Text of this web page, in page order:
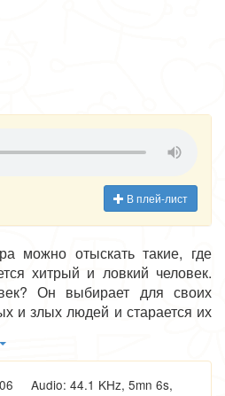
В плей-лист
можно отыскать такие, где
хитрый и ловкий человек.
Он выбирает для своих
и злых людей и старается их
очень хорошо, обманывая
чувствуем к плуту никакой
радуемся, когда узнаем, что
Audio: 44.1 KHz, 5mn 6s,